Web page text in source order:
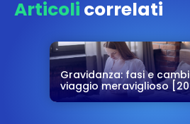
Articoli correlati
Gravidanza: fasi e
viaggio meraviglioso